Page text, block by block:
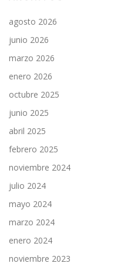
agosto 2026
junio 2026
marzo 2026
enero 2026
octubre 2025
junio 2025
abril 2025
febrero 2025
noviembre 2024
julio 2024
mayo 2024
marzo 2024
enero 2024
noviembre 2023